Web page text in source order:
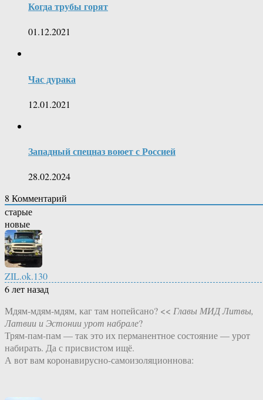
Когда трубы горят
01.12.2021
Час дурака
12.01.2021
Западный спецназ воюет с Россией
28.02.2024
8 Комментарий
старые
новые
ZIL.ok.130
6 лет назад
Мдям-мдям-мдям, каг там нопейсано? << Главы МИД Литвы,
Латвии и Эстонии урот набрале?
Трям-пам-пам — так это их перманентное состояние — урот
набирать. Да с присвистом ищё.
А вот вам коронавирусно-самоизоляционнова: